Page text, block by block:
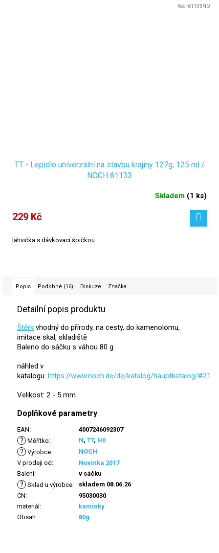
TT - Lepidlo univerzální na stavbu krajiny 127g, 125 ml /
NOCH 61133
Skladem (1 ks)
229 Kč
lahvička s dávkovací špičkou
Kód: 61133NO
Popis Podobné (16) Diskuze Značka
Detailní popis produktu
Štěrk vhodný do přírody, na cesty, do kamenolomu,
imitace skal, skladiště
Baleno do sáčku s váhou 80 g
náhled v
katalogu: https://www.noch.de/de/katalog/hauptkatalog/#21
Velikost: 2 - 5 mm
Doplňkové parametry
EAN: 4007246092307
? Měřítko: N, TT, H0
? Výrobce:
NOCH
V prodeji od :
Novinka 2017
Balení: v sáčku
? Sklad u výrobce:
skladem 08.06.26
CN:
95030030
materiál :
kamínky
Obsah: 80g